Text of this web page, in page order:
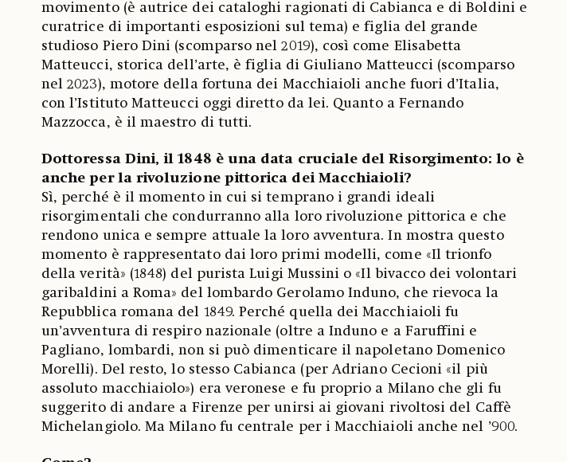
movimento (è autrice dei cataloghi ragionati di Cabianca e di Boldini e
curatrice di importanti esposizioni sul tema) e figlia del grande
studioso Piero Dini (scomparso nel 2019), così come Elisabetta
Matteucci, storica dell’arte, è figlia di Giuliano Matteucci (scomparso
nel 2023), motore della fortuna dei Macchiaioli anche fuori d’Italia,
con l’Istituto Matteucci oggi diretto da lei. Quanto a Fernando
Mazzocca, è il maestro di tutti.
Dottoressa Dini, il 1848 è una data cruciale del Risorgimento: lo è
anche per la rivoluzione pittorica dei Macchiaioli?
Sì, perché è il momento in cui si temprano i grandi ideali
risorgimentali che condurranno alla loro rivoluzione pittorica e che
rendono unica e sempre attuale la loro avventura. In mostra questo
momento è rappresentato dai loro primi modelli, come «Il trionfo
della verità» (1848) del purista Luigi Mussini o «Il bivacco dei volontari
garibaldini a Roma» del lombardo Gerolamo Induno, che rievoca la
Repubblica romana del 1849. Perché quella dei Macchiaioli fu
un’avventura di respiro nazionale (oltre a Induno e a Faruffini e
Pagliano, lombardi, non si può dimenticare il napoletano Domenico
Morelli). Del resto, lo stesso Cabianca (per Adriano Cecioni «il più
assoluto macchiaiolo») era veronese e fu proprio a Milano che gli fu
suggerito di andare a Firenze per unirsi ai giovani rivoltosi del Caffè
Michelangiolo. Ma Milano fu centrale per i Macchiaioli anche nel ’900.